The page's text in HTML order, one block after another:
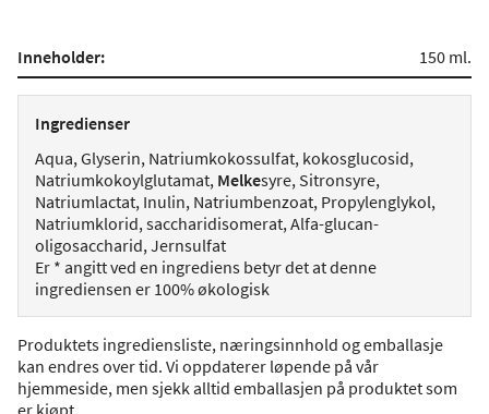
Inneholder: 150 ml.
Ingredienser
Aqua, Glyserin, Natriumkokossulfat, kokosglucosid,
Natriumkokoylglutamat, Melkesyre, Sitronsyre,
Natriumlactat, Inulin, Natriumbenzoat, Propylenglykol,
Natriumklorid, saccharidisomerat, Alfa-glucan-
oligosaccharid, Jernsulfat
Er * angitt ved en ingrediens betyr det at denne
ingrediensen er 100% økologisk
Produktets ingrediensliste, næringsinnhold og emballasje
kan endres over tid. Vi oppdaterer løpende på vår
hjemmeside, men sjekk alltid emballasjen på produktet som
er kjøpt.